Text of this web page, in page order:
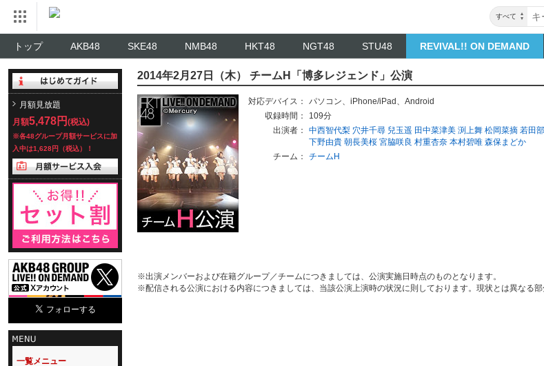
すべて
トップ AKB48 SKE48 NMB48 HKT48 NGT48 STU48 REVIVAL!! ON DEMAND
月額見放題
月額5,478円 (税込)
※各48グループ月額サービスに加
入中は1,628円（税込）！
一覧メニュー
2014年2月27日（木） チームH「博多レジェンド」公演
対応デバイス： パソコン、 iPhone/iPad 、 Android
収録時間：
109分
出演者：
中西智代梨 穴井千尋 兒玉遥 田中菜津美 渕上舞 松岡菜摘 若田
下野由貴 朝長美桜 宮脇咲良 村重杏奈 本村碧唯 森保まどか
チーム：
チームH
※出演メンバーおよび在籍グループ／チームにつきましては、公演実施日時点のものとなります。
※配信される公演における内容につきましては、当該公演上演時の状況に則しております。現状とは異なる部